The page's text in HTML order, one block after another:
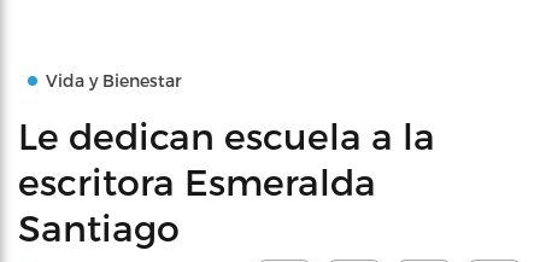
Vida y Bienestar
Le dedican escuela a la
escritora Esmeralda
Santiago